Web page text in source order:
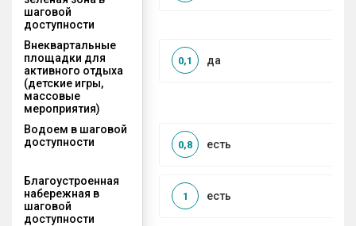
шаговой
доступности
Внеквартальные
площадки для
активного отдыха
(детские игры,
массовые
мероприятия)
да
0,1
Водоем в шаговой
доступности
есть
0,8
Благоустроенная
набережная в
шаговой
доступности
есть
1